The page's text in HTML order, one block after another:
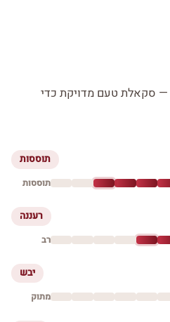
סקאלת טעם מדויקת כדי
תוססות
תוססות
רעננה
רב
יבש
מתוק